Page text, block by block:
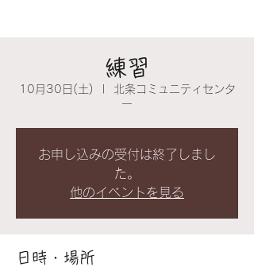
練習
10月30日(土)
北条コミュニティセンタ
ー
お申し込みの受付は終了しまし
た。
他のイベントを見る
日時・場所